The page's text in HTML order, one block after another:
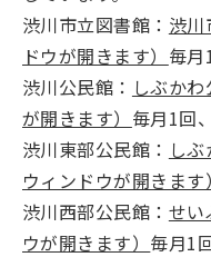
渋川市立図書館： 渋
ドウが開きます） 毎
渋川公民館： しぶか
が開きます） 毎月1回
渋川東部公民館： し
ウィンドウが開きます）
渋川西部公民館： せい
ウが開きます） 毎月1